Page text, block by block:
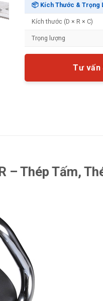
📦 Kích Thước & Trọng
Kích thước (D × R × C)
Trọng lượng
Tư vấn
– Thép Tấm,